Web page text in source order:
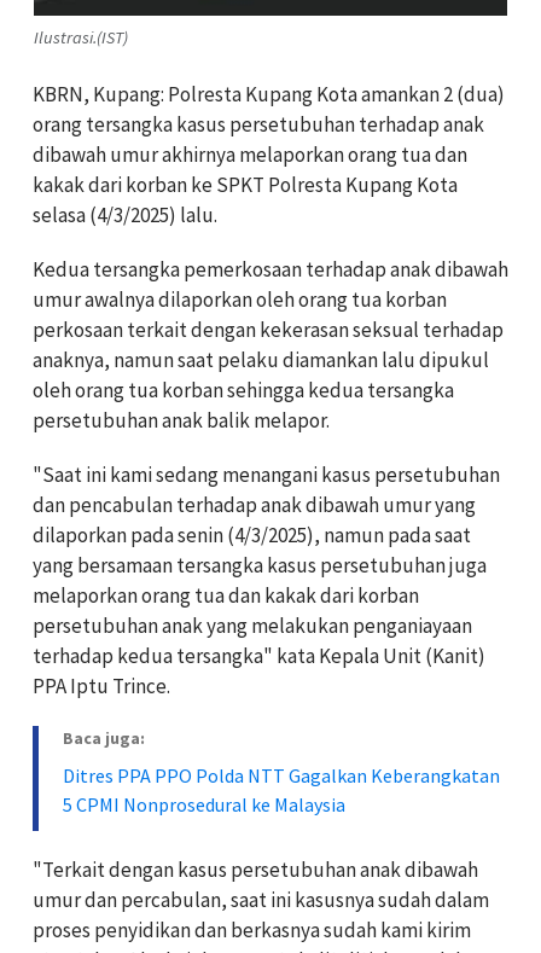
Ilustrasi.(IST)
KBRN, Kupang: Polresta Kupang Kota amankan 2 (dua)
orang tersangka kasus persetubuhan terhadap anak
dibawah umur akhirnya melaporkan orang tua dan
kakak dari korban ke SPKT Polresta Kupang Kota
selasa (4/3/2025) lalu.
Kedua tersangka pemerkosaan terhadap anak dibawah
umur awalnya dilaporkan oleh orang tua korban
perkosaan terkait dengan kekerasan seksual terhadap
anaknya, namun saat pelaku diamankan lalu dipukul
oleh orang tua korban sehingga kedua tersangka
persetubuhan anak balik melapor.
"Saat ini kami sedang menangani kasus persetubuhan
dan pencabulan terhadap anak dibawah umur yang
dilaporkan pada senin (4/3/2025), namun pada saat
yang bersamaan tersangka kasus persetubuhan juga
melaporkan orang tua dan kakak dari korban
persetubuhan anak yang melakukan penganiayaan
terhadap kedua tersangka" kata Kepala Unit (Kanit)
PPA Iptu Trince.
Baca juga:
Ditres PPA PPO Polda NTT Gagalkan Keberangkatan
5 CPMI Nonprosedural ke Malaysia
"Terkait dengan kasus persetubuhan anak dibawah
umur dan percabulan, saat ini kasusnya sudah dalam
proses penyidikan dan berkasnya sudah kami kirim